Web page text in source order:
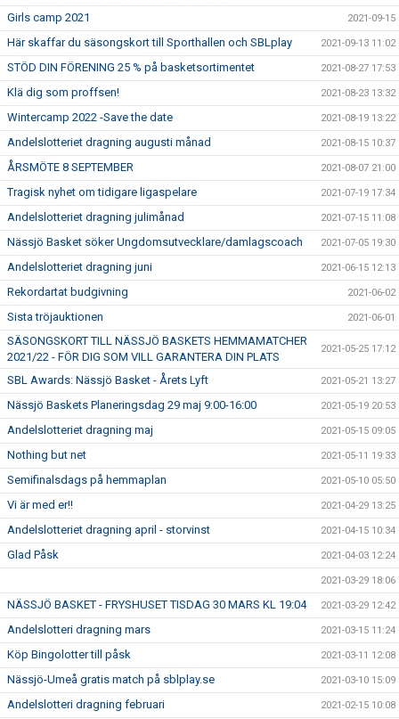
Girls camp 2021 2021-09-15
Här skaffar du säsongskort till Sporthallen och SBLplay 2021-09-13 11:02
STÖD DIN FÖRENING 25 % på basketsortimentet 2021-08-27 17:53
Klä dig som proffsen! 2021-08-23 13:32
Wintercamp 2022 -Save the date 2021-08-19 13:22
Andelslotteriet dragning augusti månad 2021-08-15 10:37
ÅRSMÖTE 8 SEPTEMBER 2021-08-07 21:00
Tragisk nyhet om tidigare ligaspelare 2021-07-19 17:34
Andelslotteriet dragning julimånad 2021-07-15 11:08
Nässjö Basket söker Ungdomsutvecklare/damlagscoach 2021-07-05 19:30
Andelslotteriet dragning juni 2021-06-15 12:13
Rekordartat budgivning 2021-06-02
Sista tröjauktionen 2021-06-01
SÄSONGSKORT TILL NÄSSJÖ BASKETS HEMMAMATCHER
2021/22 - FÖR DIG SOM VILL GARANTERA DIN PLATS
2021-05-25 17:12
SBL Awards: Nässjö Basket - Årets Lyft 2021-05-21 13:27
Nässjö Baskets Planeringsdag 29 maj 9:00-16:00 2021-05-19 20:53
Andelslotteriet dragning maj 2021-05-15 09:05
Nothing but net 2021-05-11 19:33
Semifinalsdags på hemmaplan 2021-05-10 05:50
Vi är med er!! 2021-04-29 13:25
Andelslotteriet dragning april - storvinst 2021-04-15 10:34
Glad Påsk 2021-04-03 12:24
2021-03-29 18:06
NÄSSJÖ BASKET - FRYSHUSET TISDAG 30 MARS KL 19:04 2021-03-29 12:42
Andelslotteri dragning mars 2021-03-15 11:24
Köp Bingolotter till påsk 2021-03-11 12:08
Nässjö-Umeå gratis match på sblplay.se 2021-03-10 15:09
Andelslotteri dragning februari 2021-02-15 10:08